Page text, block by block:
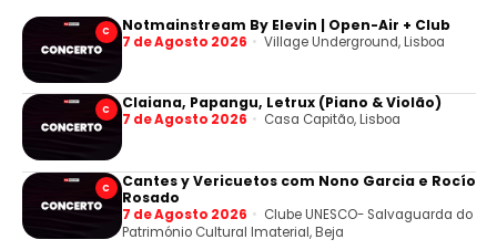
C Notmainstream By Elevin | Open-Air + Club
7 de Agosto 2026 Village Underground, Lisboa
C Claiana, Papangu, Letrux (Piano & Violão)
7 de Agosto 2026 Casa Capitão, Lisboa
C
Cantes y Vericuetos com Nono Garcia e Rocío
Rosado
7 de Agosto 2026
Clube UNESCO- Salvaguarda do
Património Cultural Imaterial, Beja